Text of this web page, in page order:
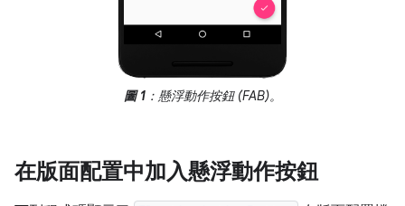
圖 1：懸浮動作按鈕 (FAB)。
在版面配置中加入懸浮動作按鈕